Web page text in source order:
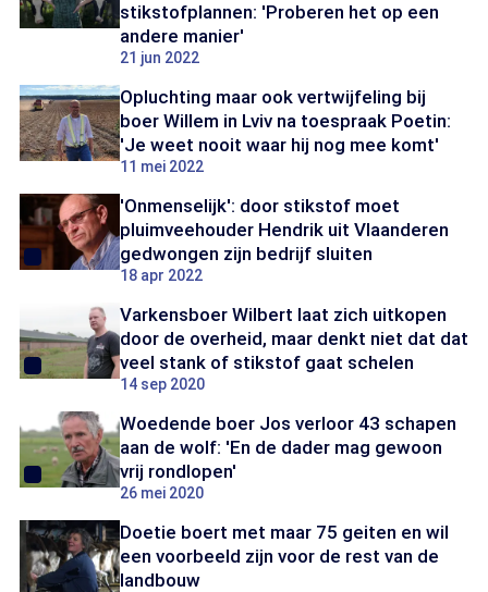
stikstofplannen: 'Proberen het op een
andere manier'
21 jun 2022
Opluchting maar ook vertwijfeling bij
boer Willem in Lviv na toespraak Poetin:
'Je weet nooit waar hij nog mee komt'
11 mei 2022
'Onmenselijk': door stikstof moet
pluimveehouder Hendrik uit Vlaanderen
gedwongen zijn bedrijf sluiten
18 apr 2022
Varkensboer Wilbert laat zich uitkopen
door de overheid, maar denkt niet dat dat
veel stank of stikstof gaat schelen
14 sep 2020
Woedende boer Jos verloor 43 schapen
aan de wolf: 'En de dader mag gewoon
vrij rondlopen'
26 mei 2020
Doetie boert met maar 75 geiten en wil
een voorbeeld zijn voor de rest van de
landbouw